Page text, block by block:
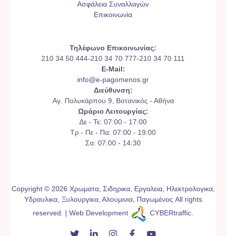
Ασφάλεια Συναλλαγών
Επικοινωνία
Τηλέφωνο Επικοινωνίας:
210 34 50 444-210 34 70 777-210 34 70 111
E-Mail:
info@e-pagomenos.gr
Διεύθυνση:
Αγ. Πολυκάρπου 9, Βοτανικός - Αθήνα
Ωράριο Λειτουργίας:
Δε - Τε: 07:00 - 17:00
Τρ - Πε - Πα: 07:00 - 19:00
Σα: 07:00 - 14:30
Copyright © 2026 Χρωματα, Σιδηρικα, Εργαλεια, Ηλεκτρολογικα,
Υδραυλικα, Ξυλουργικα, Αλουμινια, Παγωμένος All rights
reserved. | Web Development
CYBERtraffic.